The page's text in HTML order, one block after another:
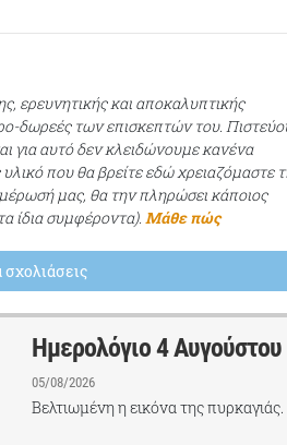
ερευνητικής και αποκαλυπτικής
δωρεές των επισκεπτών του.
για αυτό δεν κλειδώνουμε κανένα
που θα βρείτε εδώ χρειαζόμαστε
μας, θα την πληρώσει κάποιος
ίδια συμφέροντα). Μάθε πώς
σχολιάσεις
Ημερολόγιο 4
05/08/2026
Βελτιωμένη η εικόνα της πυρκαγιάς.